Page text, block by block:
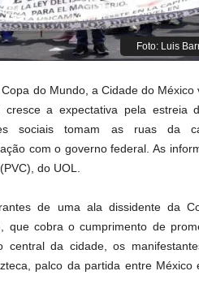
Foto: Luis
do Mundo, a Cidade do
cresce a expectativa pela estreia
sociais tomam as ruas da
com o governo federal. As
do UOL.
de uma ala dissidente da
que cobra o cumprimento de
central da cidade, os
palco da partida entre México